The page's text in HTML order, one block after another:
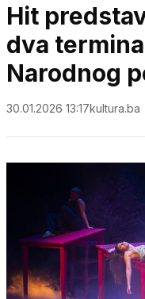
Hit
dva
Narodnog
30.01.2026 13:17kultura.ba